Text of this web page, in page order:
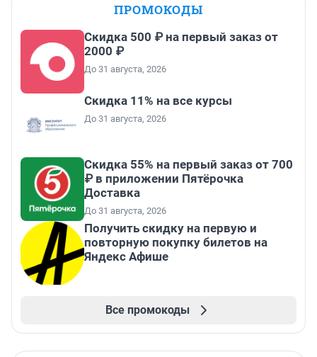
ПРОМОКОДЫ
Скидка 500 ₽ на первый заказ от
2000 ₽
До 31 августа, 2026
Скидка 11% на все курсы
До 31 августа, 2026
Скидка 55% на первый заказ от 700
₽ в приложении Пятёрочка
Доставка
До 31 августа, 2026
Получить скидку на первую и
повторную покупку билетов на
Яндекс Афише
Все промокоды